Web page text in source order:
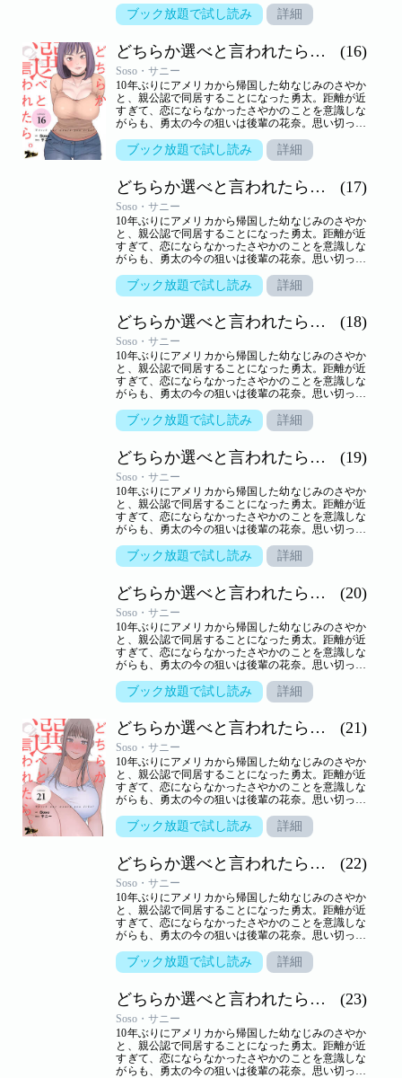
しまう。しかし、さやかといっしょのところを目撃
されて以来、花奈の態度は一転。一方さやかは、一
小悪魔かわいい系と気の強い美人、二人に挟まれ、
嬉しくないわけはないけれど…。三角関係の行方は
――！？【ズズズキュン！】
ブック放題で試し読み 詳細
どちらか選べと言われたら。（フルカラー） (16)
Soso・サニー
10年ぶりにアメリカから帰国した幼なじみのさやか
と、親公認で同居することになった勇太。距離が近
すぎて、恋にならなかったさやかのことを意識しな
がらも、勇太の今の狙いは後輩の花奈。思い切って
しまう。しかし、さやかといっしょのところを目撃
されて以来、花奈の態度は一転。一方さやかは、一
小悪魔かわいい系と気の強い美人、二人に挟まれ、
嬉しくないわけはないけれど…。三角関係の行方は
――！？【ズズズキュン！】
ブック放題で試し読み 詳細
どちらか選べと言われたら。（フルカラー） (17)
Soso・サニー
10年ぶりにアメリカから帰国した幼なじみのさやか
と、親公認で同居することになった勇太。距離が近
すぎて、恋にならなかったさやかのことを意識しな
がらも、勇太の今の狙いは後輩の花奈。思い切って
しまう。しかし、さやかといっしょのところを目撃
されて以来、花奈の態度は一転。一方さやかは、一
小悪魔かわいい系と気の強い美人、二人に挟まれ、
嬉しくないわけはないけれど…。三角関係の行方は
――！？【ズズズキュン！】
ブック放題で試し読み 詳細
どちらか選べと言われたら。（フルカラー） (18)
Soso・サニー
10年ぶりにアメリカから帰国した幼なじみのさやか
と、親公認で同居することになった勇太。距離が近
すぎて、恋にならなかったさやかのことを意識しな
がらも、勇太の今の狙いは後輩の花奈。思い切って
しまう。しかし、さやかといっしょのところを目撃
されて以来、花奈の態度は一転。一方さやかは、一
小悪魔かわいい系と気の強い美人、二人に挟まれ、
嬉しくないわけはないけれど…。三角関係の行方は
――！？【ズズズキュン！】
ブック放題で試し読み 詳細
どちらか選べと言われたら。（フルカラー） (19)
Soso・サニー
10年ぶりにアメリカから帰国した幼なじみのさやか
と、親公認で同居することになった勇太。距離が近
すぎて、恋にならなかったさやかのことを意識しな
がらも、勇太の今の狙いは後輩の花奈。思い切って
しまう。しかし、さやかといっしょのところを目撃
されて以来、花奈の態度は一転。一方さやかは、一
小悪魔かわいい系と気の強い美人、二人に挟まれ、
嬉しくないわけはないけれど…。三角関係の行方は
――！？【ズズズキュン！】
ブック放題で試し読み 詳細
どちらか選べと言われたら。（フルカラー） (20)
Soso・サニー
10年ぶりにアメリカから帰国した幼なじみのさやか
と、親公認で同居することになった勇太。距離が近
すぎて、恋にならなかったさやかのことを意識しな
がらも、勇太の今の狙いは後輩の花奈。思い切って
しまう。しかし、さやかといっしょのところを目撃
されて以来、花奈の態度は一転。一方さやかは、一
小悪魔かわいい系と気の強い美人、二人に挟まれ、
嬉しくないわけはないけれど…。三角関係の行方は
――！？【ズズズキュン！】
ブック放題で試し読み 詳細
どちらか選べと言われたら。（フルカラー） (21)
Soso・サニー
10年ぶりにアメリカから帰国した幼なじみのさやか
と、親公認で同居することになった勇太。距離が近
すぎて、恋にならなかったさやかのことを意識しな
がらも、勇太の今の狙いは後輩の花奈。思い切って
しまう。しかし、さやかといっしょのところを目撃
されて以来、花奈の態度は一転。一方さやかは、一
小悪魔かわいい系と気の強い美人、二人に挟まれ、
嬉しくないわけはないけれど…。三角関係の行方は
――！？【ズズズキュン！】
ブック放題で試し読み 詳細
どちらか選べと言われたら。（フルカラー） (22)
Soso・サニー
10年ぶりにアメリカから帰国した幼なじみのさやか
と、親公認で同居することになった勇太。距離が近
すぎて、恋にならなかったさやかのことを意識しな
がらも、勇太の今の狙いは後輩の花奈。思い切って
しまう。しかし、さやかといっしょのところを目撃
されて以来、花奈の態度は一転。一方さやかは、一
小悪魔かわいい系と気の強い美人、二人に挟まれ、
嬉しくないわけはないけれど…。三角関係の行方は
――！？【ズズズキュン！】
ブック放題で試し読み 詳細
どちらか選べと言われたら。（フルカラー） (23)
Soso・サニー
10年ぶりにアメリカから帰国した幼なじみのさやか
と、親公認で同居することになった勇太。距離が近
すぎて、恋にならなかったさやかのことを意識しな
がらも、勇太の今の狙いは後輩の花奈。思い切って